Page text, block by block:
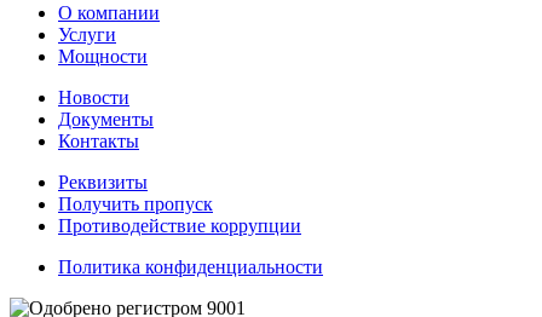
О компании
Услуги
Мощности
Новости
Документы
Контакты
Реквизиты
Получить пропуск
Противодействие коррупции
Политика конфиденциальности